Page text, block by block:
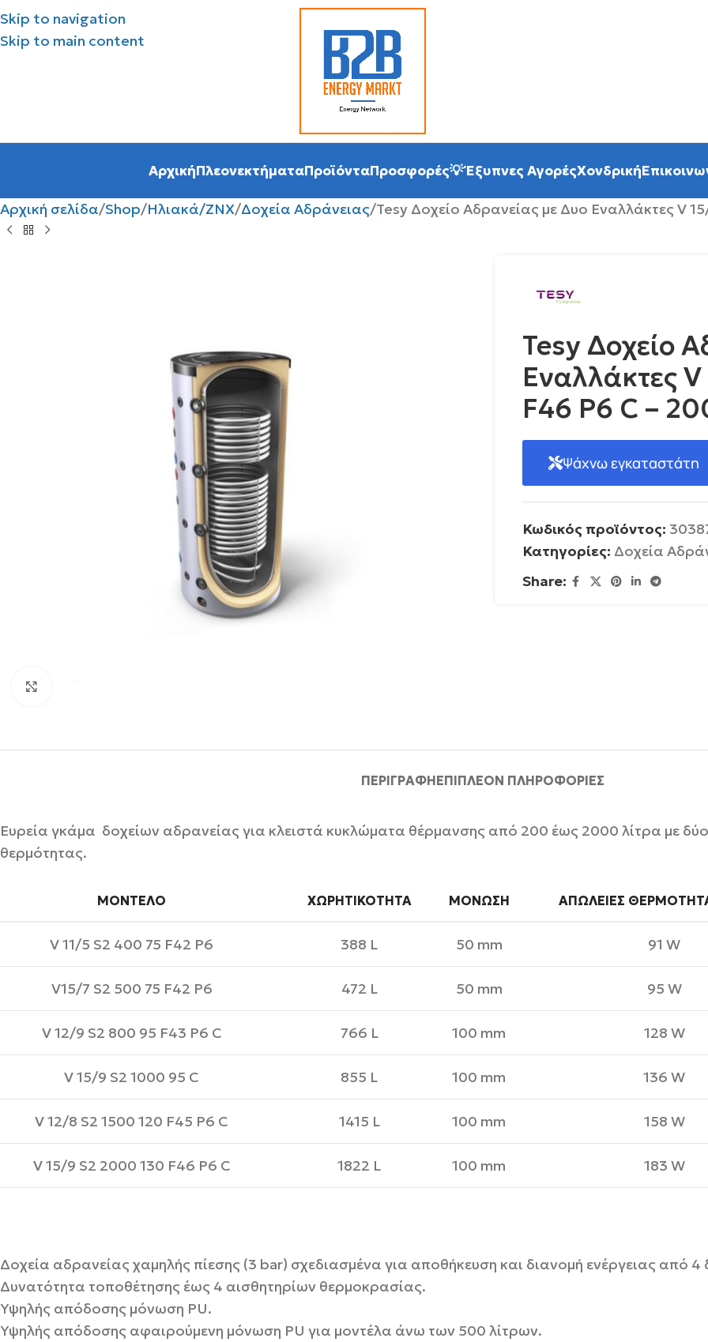
Skip to navigation
Skip to main content
ΑρχικήΠλεονεκτήματαΠροϊόνταΠροσφορές💡 Έξυπνες ΑγορέςΧονδρική
Αρχική σελίδα Shop Ηλιακά/ΖΝΧ Δοχεία Αδράνειας Tesy Δοχείο Αδρανείας με Δυο Εναλλάκτες V
Tesy Δοχείο
Εναλλάκτες
F46 P6 C –
Ψάχνω εγκαταστάτη
Κωδικός προϊόντος:
Κατηγορίες: Δοχεία
Share:
ΠΕΡΙΓΡΑΦΉΕΠΙΠΛΈΟΝ ΠΛΗΡΟΦΟΡΊΕΣ
Ευρεία γκάμα δοχείων αδρανείας για κλειστά κυκλώματα θέρμανσης από 200 έως 2000 λίτρα με
θερμότητας.
ΜΟΝΤΈΛΟ ΧΩΡΗΤΙΚΌΤΗΤΑ ΜΌΝΩΣΗ ΑΠΏΛΕΙΕΣ
V 11/5 S2 400 75 F42 P6 388 L 50 mm 91 W
V15/7 S2 500 75 F42 P6 472 L 50 mm 95 W
V 12/9 S2 800 95 F43 P6 C 766 L 100 mm 128 W
V 15/9 S2 1000 95 C 855 L 100 mm 136 W
V 12/8 S2 1500 120 F45 P6 C 1415 L 100 mm 158 W
V 15/9 S2 2000 130 F46 P6 C 1822 L 100 mm 183 W
Δοχεία αδρανείας χαμηλής πίεσης (3 bar) σχεδιασμένα για αποθήκευση και διανομή ενέργειας από 4
Δυνατότητα τοποθέτησης έως 4 αισθητηρίων θερμοκρασίας.
Υψηλής απόδοσης μόνωση PU.
Υψηλής απόδοσης αφαιρούμενη μόνωση PU για μοντέλα άνω των 500 λίτρων.